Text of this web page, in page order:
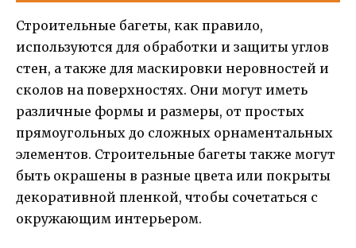
Строительные багеты, как правило,
используются для обработки и защиты углов
стен, а также для маскировки неровностей и
сколов на поверхностях. Они могут иметь
различные формы и размеры, от простых
прямоугольных до сложных орнаментальных
элементов. Строительные багеты также могут
быть окрашены в разные цвета или покрыты
декоративной пленкой, чтобы сочетаться с
окружающим интерьером.